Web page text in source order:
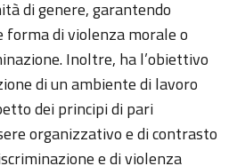
di genere, garantendo
forma di violenza morale o
Inoltre, ha l’obiettivo
di un ambiente di lavoro
dei principi di pari
organizzativo e di contrasto
e di violenza